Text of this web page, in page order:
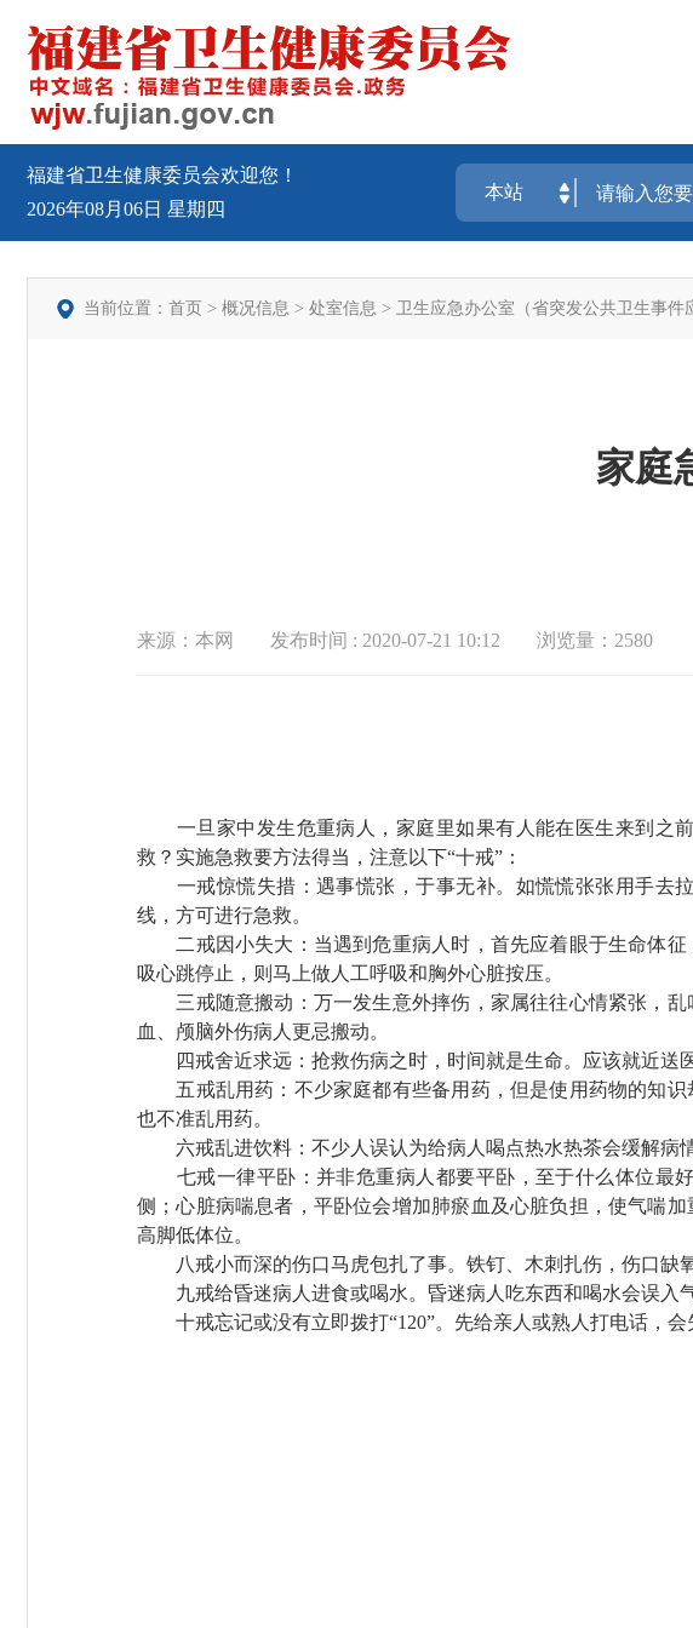
福建省卫生健康委员会欢迎您！
2026年08月06日 星期四
当前位置： 首页 > 概况信息 > 处室信息 > 卫生应急办公室（省突发公共卫生事件
家庭
来源：本网 发布时间 : 2020-07-21 10:12 浏览量：2580
一旦家中发生危重病人，家庭里如果有人能在医生来到之
救？实施急救要方法得当，注意以下“十戒”：
一戒惊慌失措：遇事慌张，于事无补。如慌慌张张用手去拉
线，方可进行急救。
二戒因小失大：当遇到危重病人时，首先应着眼于生命体征
吸心跳停止，则马上做 人工呼吸和胸外心脏按压。
三戒随意搬动：万一发生意外摔伤， 家属往往心情紧张，
血、颅脑外伤病人更忌搬动。
四戒舍近求远：抢救伤病之时，时间就是生命。应该就近送
五戒乱用药：不少家庭都有些备用药，但是使用药物的知识
也不准乱用药。
六戒乱进饮料：不少人误认为给病人喝点热水热茶会缓解病情
七戒一律平卧：并非危重病人都要平卧，至于什么体位最好
侧；心脏病喘息者，平卧位会增加肺瘀血及心脏负担，使气喘
高脚低体位。
八戒小而深的伤口马虎包扎了事。铁钉、木刺扎伤，伤口缺
九戒给昏迷病人进食或喝水。昏迷病人吃东西和喝水会误入
十戒忘记或没有立即拨打“120”。 先给亲人或熟人打电话 ，